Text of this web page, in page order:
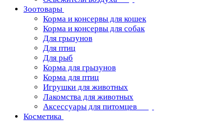
Зоотовары
Корма и консервы для кошек
Корма и консервы для собак
Для грызунов
Для птиц
Для рыб
Корма для грызунов
Корма для птиц
Игрушки для животных
Лакомства для животных
Аксессуары для питомцев
Косметика